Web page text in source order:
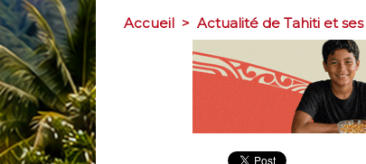
Accueil > Actualité de Tahiti et ses